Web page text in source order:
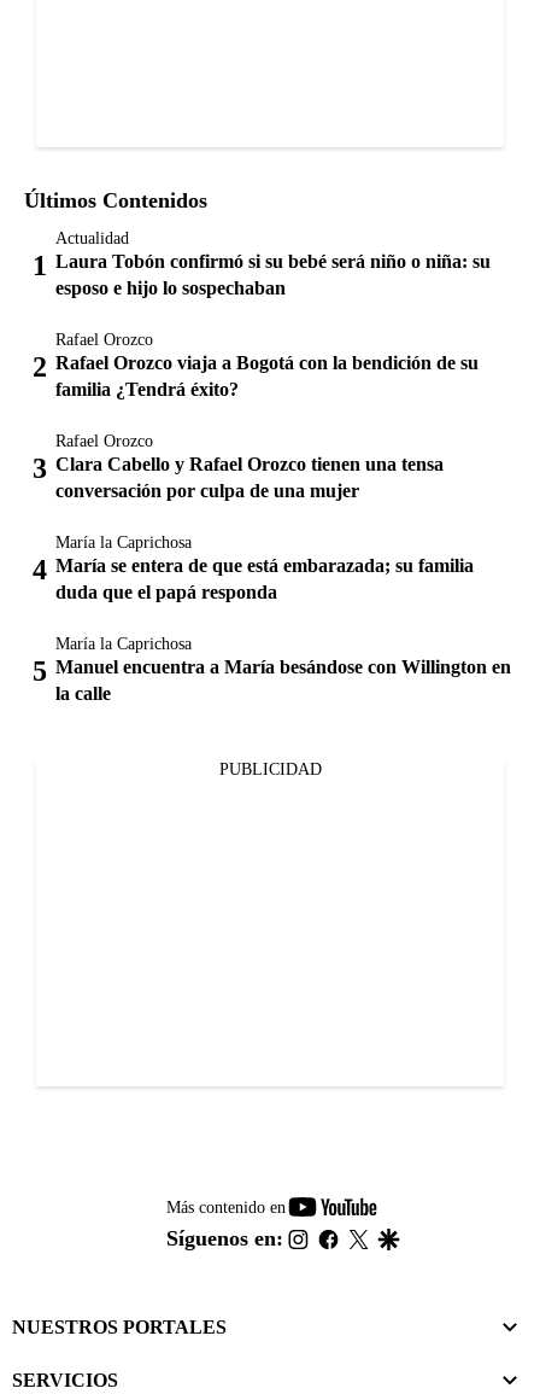
Últimos Contenidos
Actualidad
Laura Tobón confirmó si su bebé será niño o niña: su
esposo e hijo lo sospechaban
Rafael Orozco
Rafael Orozco viaja a Bogotá con la bendición de su
familia ¿Tendrá éxito?
Rafael Orozco
Clara Cabello y Rafael Orozco tienen una tensa
conversación por culpa de una mujer
María la Caprichosa
María se entera de que está embarazada; su familia
duda que el papá responda
María la Caprichosa
Manuel encuentra a María besándose con Willington en
la calle
PUBLICIDAD
Más contenido en
youtube-
footer
Síguenos en: instagram
facebook
twitter
NUESTROS PORTALES
SERVICIOS